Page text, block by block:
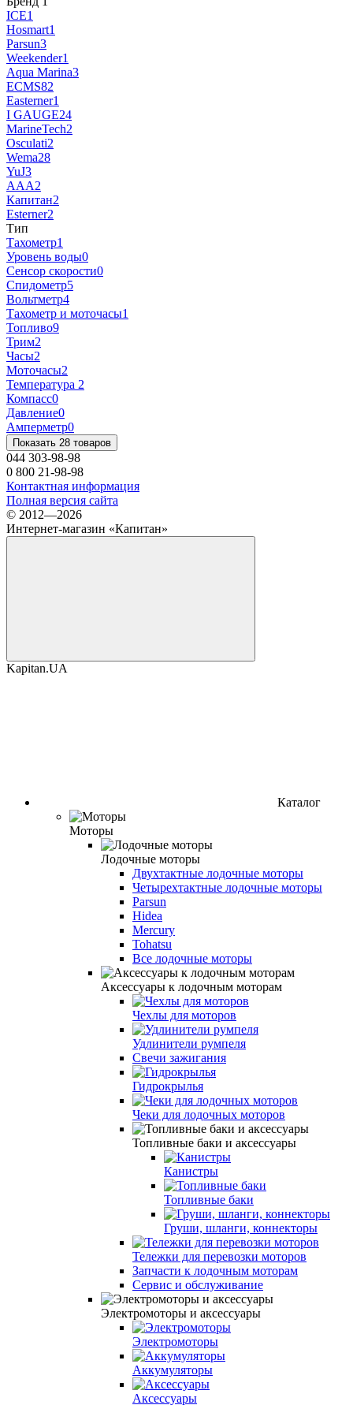
ICE1
Hosmart1
Parsun3
Weekender1
Aqua Marina3
ECMS82
Easterner1
I GAUGE24
MarineTech2
Osculati2
Wema28
YuJ3
AAA2
Капитан2
Esterner2
Тип
Тахометр1
Уровень воды0
Сенсор скорости0
Спидометр5
Вольтметр4
Тахометр и моточасы1
Топливо9
Трим2
Часы2
Моточасы2
Температура 2
Компасс0
Давление0
Амперметр0
Показать 28 товаров
044 303-98-98
0 800 21-98-98
Контактная информация
Полная версия сайта
© 2012—2026
Интернет-магазин «Капитан»
Kapitan.UA
Каталог
Моторы
Лодочные моторы
Двухтактные лодочные моторы
Четырехтактные лодочные моторы
Parsun
Hidea
Mercury
Tohatsu
Все лодочные моторы
Аксессуары к лодочным моторам
Чехлы для моторов
Удлинители румпеля
Свечи зажигания
Гидрокрылья
Чеки для лодочных моторов
Топливные баки и аксессуары
Канистры
Топливные баки
Груши, шланги, коннекторы
Тележки для перевозки моторов
Запчасти к лодочным моторам
Сервис и обслуживание
Электромоторы и аксессуары
Электромоторы
Аккумуляторы
Аксессуары